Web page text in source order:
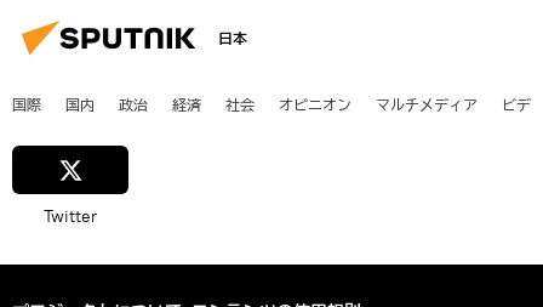
日本
国際 国内 政治 経済 社会 オピニオン マルチメディア ビデ
Twitter